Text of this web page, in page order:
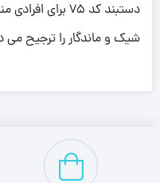
دستبند کد 75
شیک و ماندگار را ترجیح می